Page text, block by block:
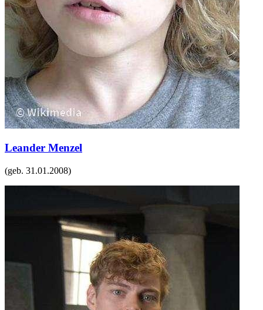
Leander Menzel
(geb. 31.01.2008)